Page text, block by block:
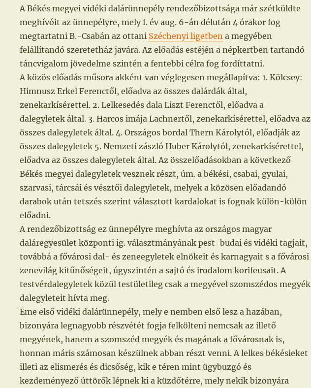
A Békés megyei vidéki dalárünnepély rendezőbizottsága már szétküldte
meghívóit az ünnepélyre, mely f. év aug. 6-án délután 4 órakor fog
megtartatni B.-Csabán az ottani Széchenyi ligetben a megyében
felállítandó szeretetház javára. Az előadás estéjén a népkertben tartandó
táncvigalom jövedelme szintén a fentebbi célra fog fordíttatni.
A közös előadás műsora akként van véglegesen megállapítva: 1. Kölcsey:
Himnusz Erkel Ferenctől, előadva az összes dalárdák által,
zenekarkísérettel. 2. Lelkesedés dala Liszt Ferenctől, előadva a
dalegyletek által. 3. Harcos imája Lachnertől, zenekarkísérettel, előadva az
összes dalegyletek által. 4. Országos bordal Thern Károlytól, előadják az
összes dalegyletek 5. Nemzeti zászló Huber Károlytól, zenekarkísérettel,
előadva az összes dalegyletek által. Az összelőadásokban a következő
Békés megyei dalegyletek vesznek részt, úm. a békési, csabai, gyulai,
szarvasi, tárcsái és vésztői dalegyletek, melyek a közösen előadandó
darabok után tetszés szerint választott kardalokat is fognak külön-külön
előadni.
A rendezőbizottság ez ünnepélyre meghívta az országos magyar
daláregyesület központi ig. választmányának pest-budai és vidéki tagjait,
továbbá a fővárosi dal- és zeneegyletek elnökeit és karnagyait s a fővárosi
zenevilág kitűnőségeit, úgyszintén a sajtó és irodalom korifeusait. A
testvérdalegyletek közül testületileg csak a megyével szomszédos megyék
dalegyleteit hívta meg.
Eme első vidéki dalárünnepély, mely e nemben első lesz a hazában,
bizonyára legnagyobb részvétét fogja felkölteni nemcsak az illető
megyének, hanem a szomszéd megyék és magának a fővárosnak is,
honnan máris számosan készülnek abban részt venni. A lelkes békésieket
illeti az elismerés és dicsőség, kik e téren mint ügybuzgó és
kezdeményező úttörők lépnek ki a küzdőtérre, mely nekik bizonyára